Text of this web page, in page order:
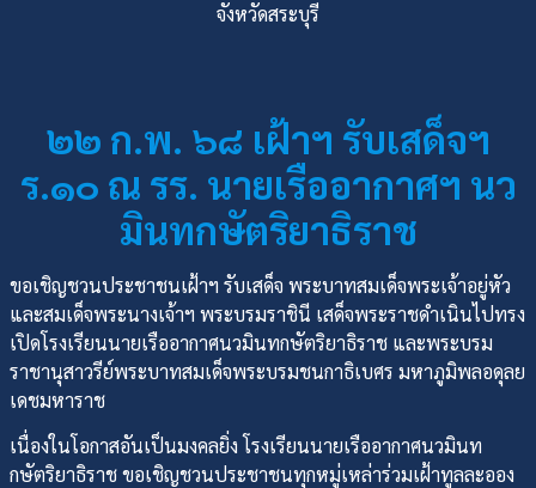
จังหวัดสระบุรี
๒๒ ก.พ. ๖๘ เฝ้าฯ รับเสด็จฯ
ร.๑๐ ณ รร. นายเรืออากาศฯ นว
มินทกษัตริยาธิราช
ขอเชิญชวนประชาชนเฝ้าฯ รับเสด็จ พระบาทสมเด็จพระเจ้าอยู่หัว
และสมเด็จพระนางเจ้าฯ พระบรมราชินี เสด็จพระราชดำเนินไปทรง
เปิดโรงเรียนนายเรืออากาศนวมินทกษัตริยาธิราช และพระบรม
ราชานุสาวรีย์พระบาทสมเด็จพระบรมชนกาธิเบศร มหาภูมิพลอดุลย
เดชมหาราช
เนื่องในโอกาสอันเป็นมงคลยิ่ง โรงเรียนนายเรืออากาศนวมินท
กษัตริยาธิราช ขอเชิญชวนประชาชนทุกหมู่เหล่าร่วมเฝ้าทูลละออง